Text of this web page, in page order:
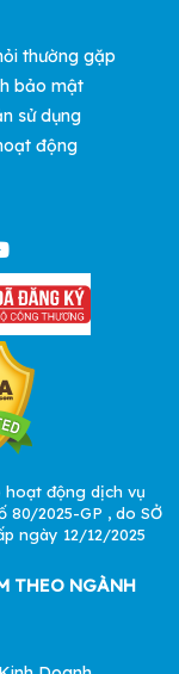
thường gặp
bảo mật
sử dụng
động
hoạt động dịch vụ
80/2025-GP , do SỞ
ngày 12/12/2025
THEO NGÀNH